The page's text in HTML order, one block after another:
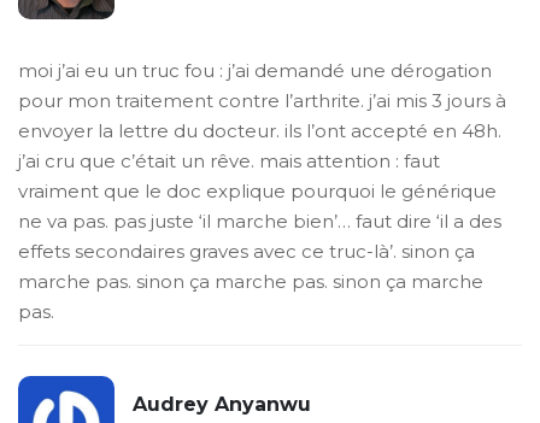
moi j’ai eu un truc fou : j’ai demandé une dérogation
pour mon traitement contre l’arthrite. j’ai mis 3 jours à
envoyer la lettre du docteur. ils l’ont accepté en 48h.
j’ai cru que c’était un rêve. mais attention : faut
vraiment que le doc explique pourquoi le générique
ne va pas. pas juste ‘il marche bien’… faut dire ‘il a des
effets secondaires graves avec ce truc-là’. sinon ça
marche pas. sinon ça marche pas. sinon ça marche
pas.
Audrey Anyanwu